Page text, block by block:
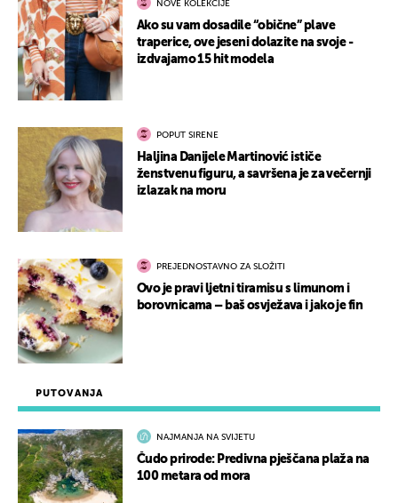
PUTOVANJA
NAJMANJA NA SVIJETU
Čudo prirode: Predivna pješčana plaža na
100 metara od mora
NOVE KOLEKCIJE
Ako su vam dosadile “obične” plave
traperice, ove jeseni dolazite na svoje -
izdvajamo 15 hit modela
POPUT SIRENE
Haljina Danijele Martinović ističe
ženstvenu figuru, a savršena je za večernji
izlazak na moru
PREJEDNOSTAVNO ZA SLOŽITI
Ovo je pravi ljetni tiramisu s limunom i
borovnicama – baš osvježava i jako je fin